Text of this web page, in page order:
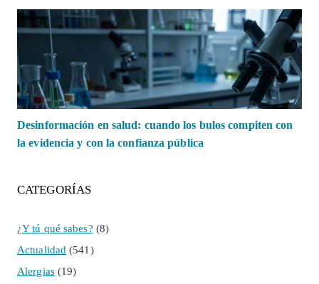
Desinformación en salud: cuando los bulos compiten con
la evidencia y con la confianza pública
CATEGORÍAS
¿Y tú qué sabes? (8)
Actualidad (541)
Alergias(19)